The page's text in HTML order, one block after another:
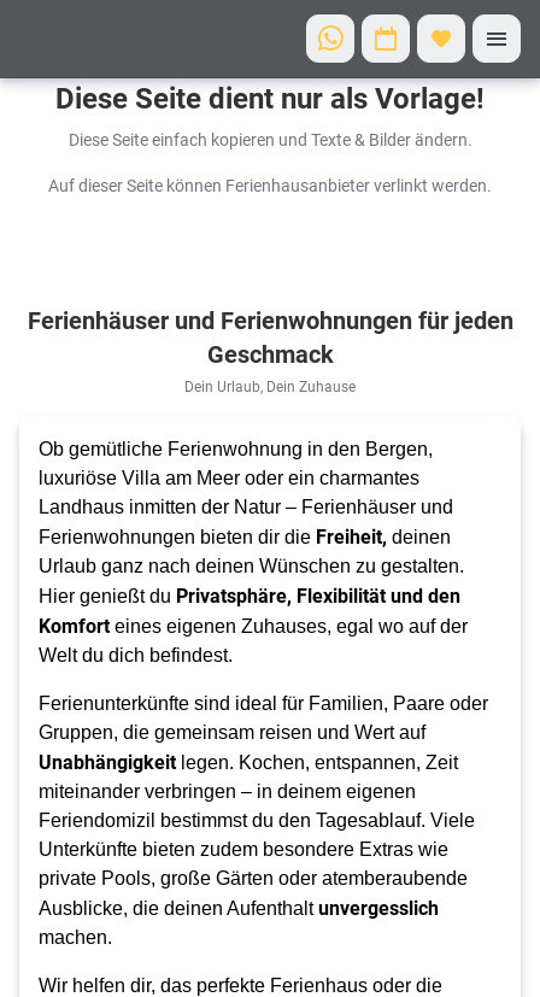
Diese Seite dient nur als Vorlage!
Diese Seite einfach kopieren und Texte & Bilder ändern.
Auf dieser Seite können Ferienhausanbieter verlinkt werden.
Ferienhäuser und Ferienwohnungen für jeden
Geschmack
Dein Urlaub, Dein Zuhause
Ob gemütliche Ferienwohnung in den Bergen,
luxuriöse Villa am Meer oder ein charmantes
Landhaus inmitten der Natur – Ferienhäuser und
Ferienwohnungen bieten dir die Freiheit, deinen
Urlaub ganz nach deinen Wünschen zu gestalten.
Hier genießt du Privatsphäre, Flexibilität und den
Komforteines eigenen Zuhauses, egal wo auf der
Welt du dich befindest.
Ferienunterkünfte sind ideal für Familien, Paare oder
Gruppen, die gemeinsam reisen und Wert auf
Unabhängigkeitlegen. Kochen, entspannen, Zeit
miteinander verbringen – in deinem eigenen
Feriendomizil bestimmst du den Tagesablauf. Viele
Unterkünfte bieten zudem besondere Extras wie
private Pools, große Gärten oder atemberaubende
Ausblicke, die deinen Aufenthaltunvergesslich
machen.
Wir helfen dir, das perfekte Ferienhaus oder die